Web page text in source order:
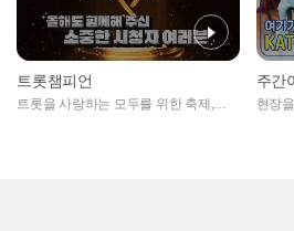
트롯챔피언
트롯을 사랑하는 모두를 위한 축제,
주간
현장